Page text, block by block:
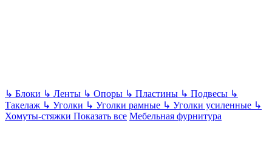
↳ Блоки ↳ Ленты ↳ Опоры ↳ Пластины ↳ Подвесы ↳
Такелаж ↳ Уголки ↳ Уголки рамные ↳ Уголки усиленные ↳
Хомуты-стяжки Показать все Мебельная фурнитура